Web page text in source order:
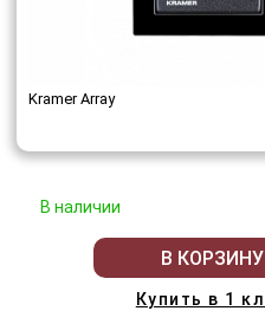
Kramer Array
В наличии
В КОРЗИНУ
Купить в 1